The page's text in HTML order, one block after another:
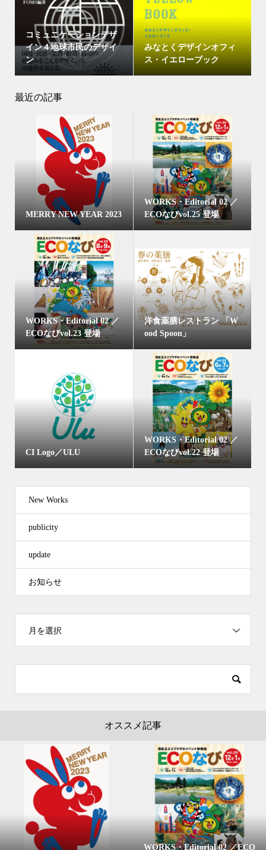
コミュニケーションデザ
イン４地球市民のデザイ
ン
みなとくデザインオフィ
ス・イエローブック
最近の記事
MERRY NEW YEAR 2023
WORKS・Editorial 02 ／
ECOなびvol.25 登場
WORKS・Editorial 02 ／
ECOなびvol.23 登場
洋食薬膳レストラン 「W
ood Spoon」
CI Logo／ULU
WORKS・Editorial 02 ／
ECOなびvol.22 登場
New Works
publicity
update
お知らせ
月を選択
オススメ記事
WORKS・Editorial 02 ／ECO